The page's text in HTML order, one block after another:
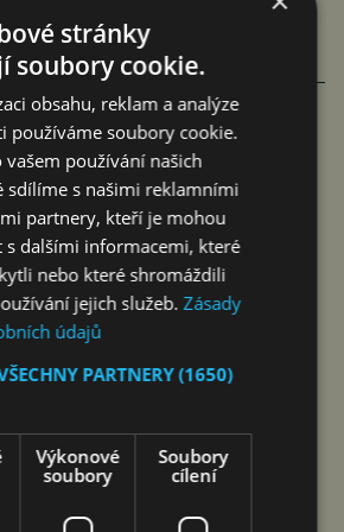
O EKONOMICE
SE DOBŘE
ZAMĚSTNANCŮ
stránky
soubory cookie.
obsahu, reklam a analýze
používáme soubory cookie.
vašem používání našich
sdílíme s našimi reklamními
partnery, kteří je mohou
s dalšími informacemi, které
nebo které shromáždili
jejich služeb.Zásady
údajů
PARTNERY(1650)
Výkonové
soubory
Soubory
cílení